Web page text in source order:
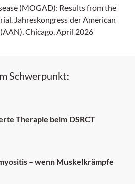
(MOGAD): Results from the
Jahreskongress der American
Chicago, April 2026
Schwerpunkt:
Therapie beim DSRCT
– wenn Muskelkrämpfe